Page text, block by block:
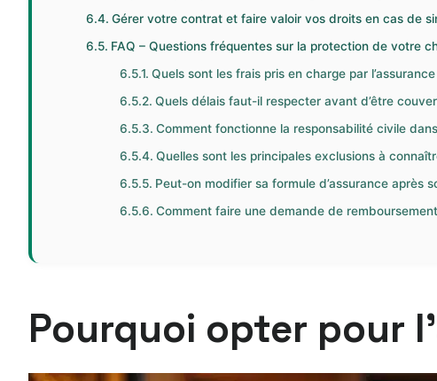
Gérer votre contrat et faire valoir vos droits en cas de
FAQ – Questions fréquentes sur la protection de votre
Quels sont les frais pris en charge par
Quels délais faut-il respecter avant d’être
Comment fonctionne la responsabilité civile
Quelles sont les principales exclusions à
Peut-on modifier sa formule d’assurance après
Comment faire une demande de
Pourquoi opter pour